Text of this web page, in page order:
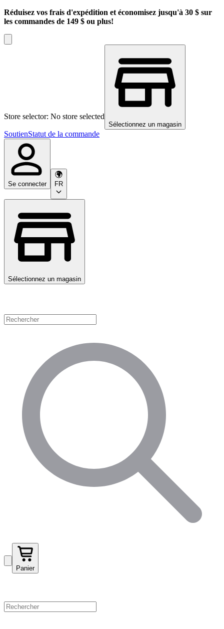
Réduisez vos frais d'expédition et économisez jusqu'à 30 $ sur
les commandes de 149 $ ou plus!
Store selector: No store selected
Sélectionnez un magasin
SoutienStatut de la commande
Se connecter FR
Sélectionnez un magasin
Panier